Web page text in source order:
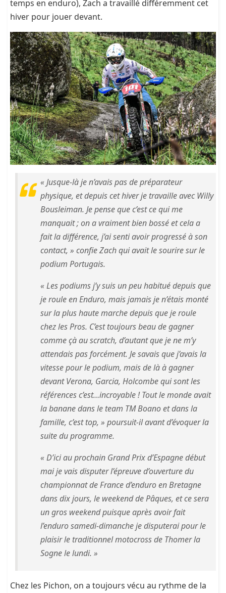
temps en enduro), Zach a travaillé différemment cet
hiver pour jouer devant.
« Jusque-là je n’avais pas de préparateur
physique, et depuis cet hiver je travaille avec Willy
Bousleiman. Je pense que c’est ce qui me
manquait ; on a vraiment bien bossé et cela a
fait la différence, j’ai senti avoir progressé à son
contact, » confie Zach qui avait le sourire sur le
podium Portugais.
« Les podiums j’y suis un peu habitué depuis que
je roule en Enduro, mais jamais je n’étais monté
sur la plus haute marche depuis que je roule
chez les Pros. C’est toujours beau de gagner
comme çà au scratch, d’autant que je ne m’y
attendais pas forcément. Je savais que j’avais la
vitesse pour le podium, mais de là à gagner
devant Verona, Garcia, Holcombe qui sont les
références c’est…incroyable ! Tout le monde avait
la banane dans le team TM Boano et dans la
famille, c’est top, » poursuit-il avant d’évoquer la
suite du programme.
« D’ici au prochain Grand Prix d’Espagne début
mai je vais disputer l’épreuve d’ouverture du
championnat de France d’enduro en Bretagne
dans dix jours, le weekend de Pâques, et ce sera
un gros weekend puisque après avoir fait
l’enduro samedi-dimanche je disputerai pour le
plaisir le traditionnel motocross de Thomer la
Sogne le lundi. »
Chez les Pichon, on a toujours vécu au rythme de la